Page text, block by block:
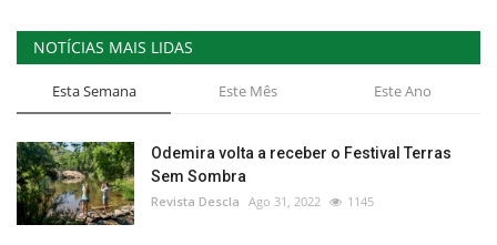
NOTÍCIAS MAIS LIDAS
Esta Semana Este Mês Este Ano
Odemira volta a receber o Festival Terras
Sem Sombra
Revista Descla Ago 31, 2022 1145